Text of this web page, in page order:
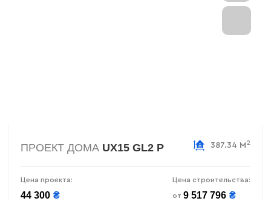
ПРОЕКТ ДОМА UX15 GL2 P 387.34 М 2
Цена проекта:
44 300 ₴
Цена строительства:
от 9 517 796 ₴